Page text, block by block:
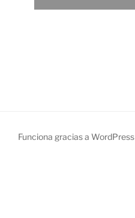
Funciona gracias a WordPress